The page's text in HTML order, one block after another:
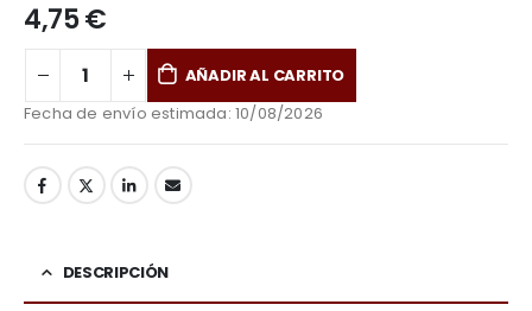
4,75€
AÑADIR AL CARRITO
Fecha de envío estimada: 10/08/2026
DESCRIPCIÓN